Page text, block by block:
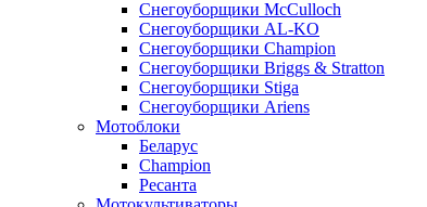
Снегоуборщики McCulloch
Снегоуборщики AL-KO
Снегоуборщики Champion
Снегоуборщики Briggs & Stratton
Снегоуборщики Stiga
Снегоуборщики Ariens
Мотоблоки
Беларус
Champion
Ресанта